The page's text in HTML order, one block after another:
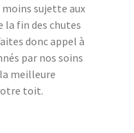
sujette aux
la fin des chutes
donc appel à
par nos soins
meilleure
toit.